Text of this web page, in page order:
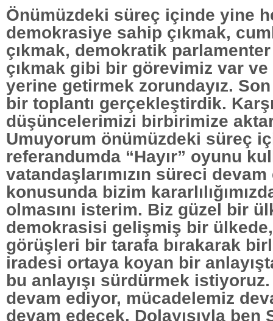
Önümüzdeki süreç içinde yine
demokrasiye sahip çıkmak,
çıkmak, demokratik
çıkmak gibi bir görevimiz var
yerine getirmek zorundayız.
bir toplantı gerçekleştirdik.
düşüncelerimizi birbirimize
Umuyorum önümüzdeki süreç
referandumda “Hayır” oyunu
vatandaşlarımızın süreci
konusunda bizim
olmasını isterim. Biz güzel bir
demokrasisi gelişmiş bir
görüşleri bir tarafa bırakarak
iradesi ortaya koyan bir
bu anlayışı sürdürmek istiyoruz.
devam ediyor, mücadelemiz
devam edecek. Dolayısıyla ben